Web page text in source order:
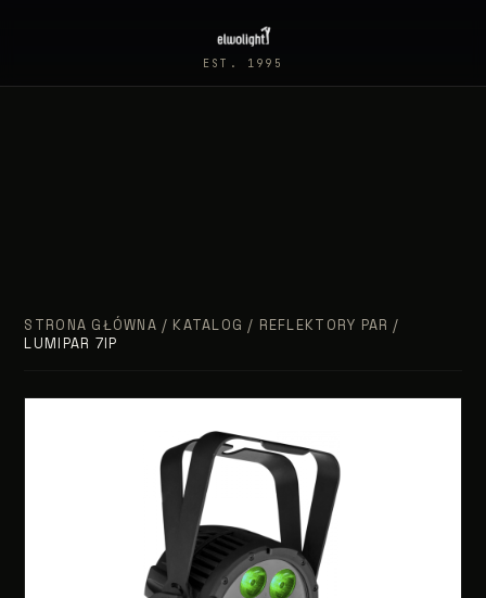
EST. 1995
STRONA GŁÓWNA / KATALOG / REFLEKTORY PAR /
LUMIPAR 7IP